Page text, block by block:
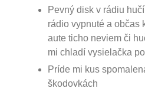
Pevný disk v rádiu
rádio vypnuté a občas
aute ticho neviem či
mi chladí vysielačka
Príde mi kus
škodovkách